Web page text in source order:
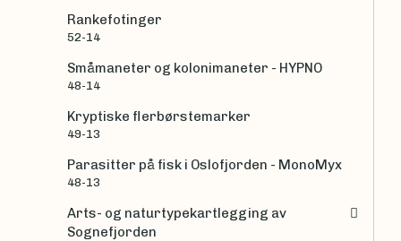
Rankefotinger
52-14
Småmaneter og kolonimaneter - HYPNO
48-14
Kryptiske flerbørstemarker
49-13
Parasitter på fisk i Oslofjorden - MonoMyx
48-13
Arts- og naturtypekartlegging av
Sognefjorden